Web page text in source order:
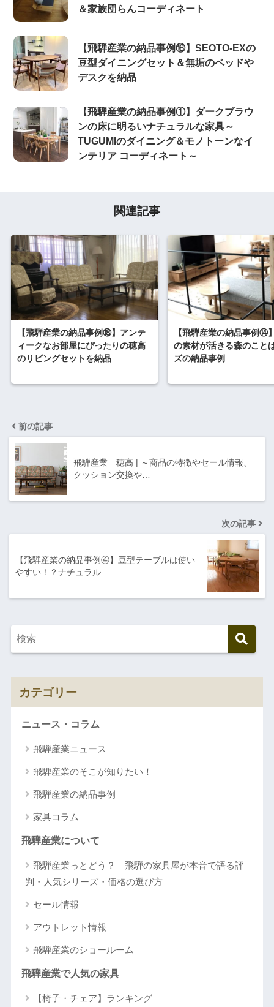
＆家族団らんコーディネート
【飛騨産業の納品事例⑯】SEOTO-EXの
豆型ダイニングセット＆無垢のベッドや
デスクを納品
【飛騨産業の納品事例①】ダークブラウ
ンの床に明るいナチュラルな家具～
TUGUMIのダイニング＆モノトーンなイ
ンテリア コーディネート～
関連記事
【飛騨産業の納品事例⑱】アンテ
ィークなお部屋にぴったりの穂高
のリビングセットを納品
【飛騨産業の納品事例⑭
の素材が活きる森のこと
ズの納品事例
前の記事
飛騨産業 穂高 | ～商品の特徴やセール情報、
クッション交換や…
次の記事
【飛騨産業の納品事例④】豆型テーブルは使い
やすい！？ナチュラル…
カテゴリー
ニュース・コラム
飛騨産業ニュース
飛騨産業のそこが知りたい！
飛騨産業の納品事例
家具コラム
飛騨産業について
飛騨産業っとどう？｜飛騨の家具屋が本音で語る評
判・人気シリーズ・価格の選び方
セール情報
アウトレット情報
飛騨産業のショールーム
飛騨産業で人気の家具
【椅子・チェア】ランキング